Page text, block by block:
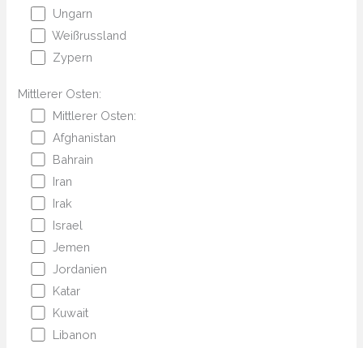
Ungarn
Weißrussland
Zypern
Mittlerer Osten:
Mittlerer Osten:
Afghanistan
Bahrain
Iran
Irak
Israel
Jemen
Jordanien
Katar
Kuwait
Libanon